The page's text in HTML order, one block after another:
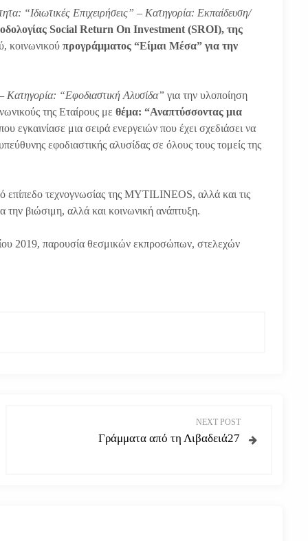
“Ιδιωτικές Επιχειρήσεις” – Κατηγορία: Εκπαίδευση/
Social Return On Investment (SROI), της
κοινωνικούπρογράμματος “Είμαι Μέσα” για την
Κατηγορία: “Εφοδιαστική Αλυσίδα”για την υλοποίηση
της Εταίρους με θέμα: “Αναπτύσσοντας μια
εγκαινίασε μια σειρά ενεργειών που έχει σχεδιάσει να
εφοδιαστικής αλυσίδας σε όλους τους τομείς της
επίπεδο τεχνογνωσίας της MYTILINEOS, αλλά και τις
βιώσιμη, αλλά και κοινωνική ανάπτυξη.
2019, παρουσία θεσμικών εκπροσώπων, στελεχών
NEXT POST
Γράμματα από τη Λιβαδειά27